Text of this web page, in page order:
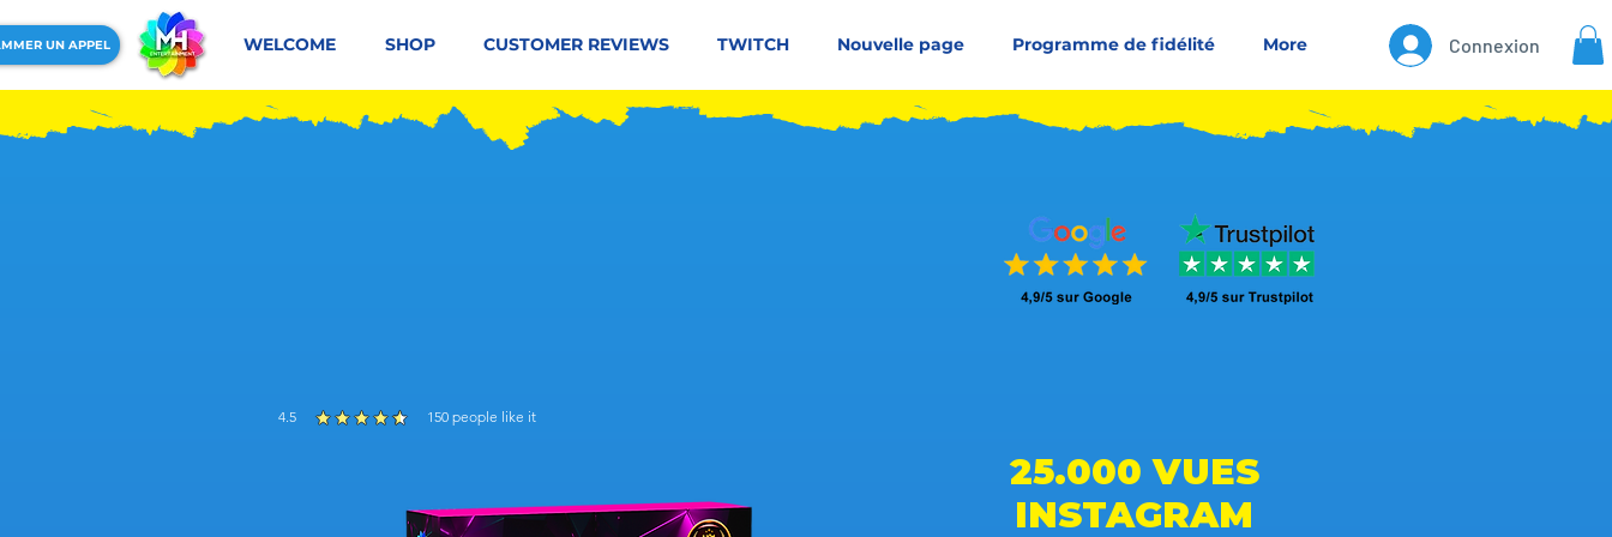
UN APPEL WELCOME SHOP CUSTOMER REVIEWS TWITCH Nouvelle page Programme de fidélité More Connexion
4.5 150 people like it
average rating is 4.5 out of 5, based on 150 votes, people like it
25.000 VUES
INSTAGRAM